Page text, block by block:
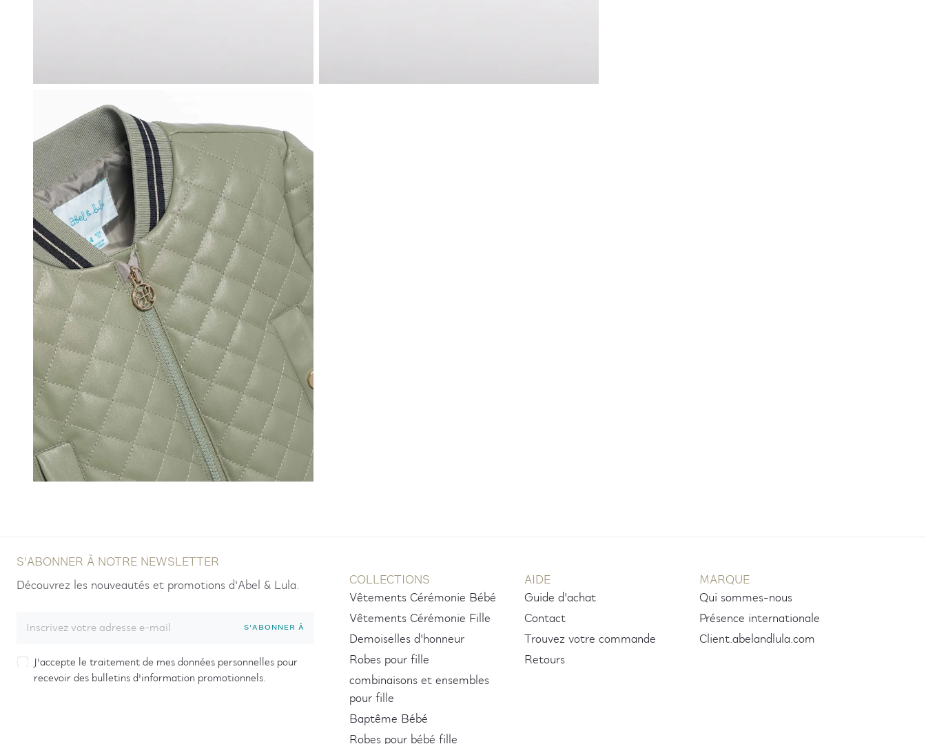
S'ABONNER À NOTRE NEWSLETTER
Découvrez les nouveautés et promotions d'Abel & Lula.
S'ABONNER À
J'accepte le traitement de mes données personnelles pour
recevoir des bulletins d'information promotionnels.
COLLECTIONS
Vêtements Cérémonie Bébé
Vêtements Cérémonie Fille
Demoiselles d'honneur
Robes pour fille
combinaisons et ensembles
pour fille
Baptême Bébé
Robes pour bébé fille
AIDE
Guide d'achat
Contact
Trouvez votre commande
Retours
MARQUE
Qui sommes-nous
Présence internationale
Client.abelandlula.com